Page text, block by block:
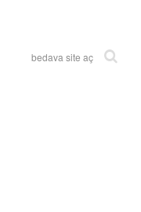
bedava site aç